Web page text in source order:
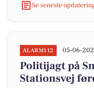
Se seneste
ALARM112 05-06-
Politijagt på
Stationsvej